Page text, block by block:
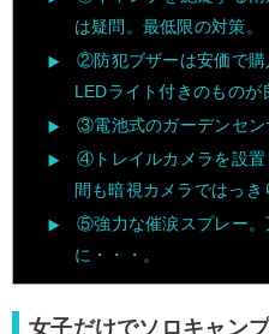
は疑問。最低限の対策。
②防犯ブザーは安価で購
LEDライト付きのものが
③電池式のガーデンセン
④トレイルカメラを設置
間も暗視カメラではっき
⑤強力な催涙スプレー。
に・・・。
女子だけでソロキャン